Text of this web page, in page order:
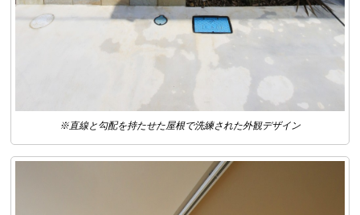
※直線と勾配を持たせた屋根で洗練された外観デザイン